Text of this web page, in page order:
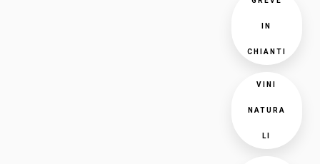
IN
CHIANTI
VINI
NATURA
LI